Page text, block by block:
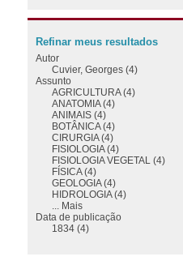
Refinar meus resultados
Autor
Cuvier, Georges (4)
Assunto
AGRICULTURA (4)
ANATOMIA (4)
ANIMAIS (4)
BOTÂNICA (4)
CIRURGIA (4)
FISIOLOGIA (4)
FISIOLOGIA VEGETAL (4)
FÍSICA (4)
GEOLOGIA (4)
HIDROLOGIA (4)
... Mais
Data de publicação
1834 (4)